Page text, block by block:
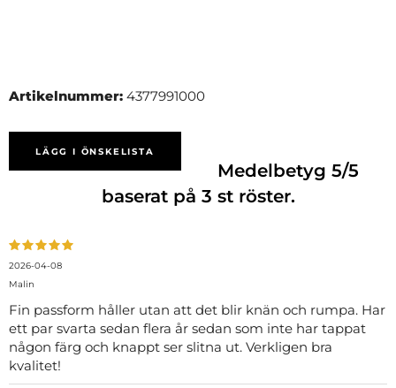
Artikelnummer: 4377991000
LÄGG I ÖNSKELISTA
Medelbetyg5/5
baserat på 3 st röster.
2026-04-08
Malin
Fin passform håller utan att det blir knän och rumpa. Har
ett par svarta sedan flera år sedan som inte har tappat
någon färg och knappt ser slitna ut. Verkligen bra
kvalitet!